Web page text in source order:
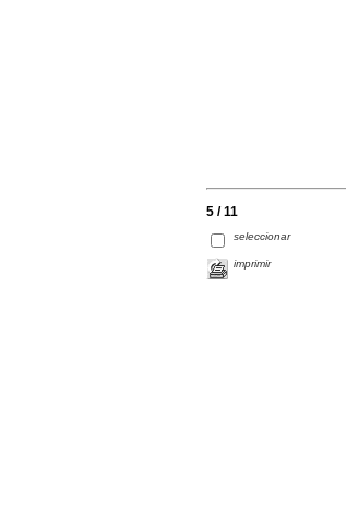
5 / 11
seleccionar
imprimir